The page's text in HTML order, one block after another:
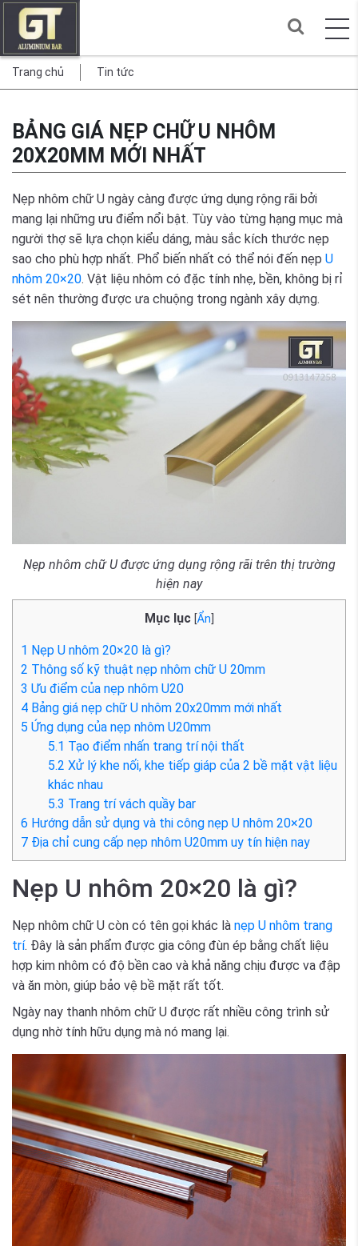
Trang chủ Tin tức
BẢNG GIÁ NẸP CHỮ U NHÔM
20X20MM MỚI NHẤT
Nẹp nhôm chữ U ngày càng được ứng dụng rộng rãi bởi
mang lại những ưu điểm nổi bật. Tùy vào từng hạng mục mà
người thợ sẽ lựa chọn kiểu dáng, màu sắc kích thước nẹp
sao cho phù hợp nhất. Phổ biến nhất có thể nói đến nẹp U
nhôm 20×20. Vật liệu nhôm có đặc tính nhẹ, bền, không bị rỉ
sét nên thường được ưa chuộng trong ngành xây dựng.
Nẹp nhôm chữ U được ứng dụng rộng rãi trên thị trường
hiện nay
Mục lục [Ẩn
1 Nẹp U nhôm 20×20 là gì?
2 Thông số kỹ thuật nẹp nhôm chữ U 20mm
3 Ưu điểm của nẹp nhôm U20
4 Bảng giá nẹp chữ U nhôm 20x20mm mới nhất
5 Ứng dụng của nẹp nhôm U20mm
5.1 Tạo điểm nhấn trang trí nội thất
5.2 Xử lý khe nối, khe tiếp giáp của 2 bề mặt vật liệu
khác nhau
5.3 Trang trí vách quầy bar
6 Hướng dẫn sử dụng và thi công nẹp U nhôm 20×20
7 Địa chỉ cung cấp nẹp nhôm U20mm uy tín hiện nay
Nẹp U nhôm 20×20 là gì?
Nẹp nhôm chữ U còn có tên gọi khác là nẹp U nhôm trang
trí. Đây là sản phẩm được gia công đùn ép bằng chất liệu
hợp kim nhôm có độ bền cao và khả năng chịu được va đập
và ăn mòn, giúp bảo vệ bề mặt rất tốt.
Ngày nay thanh nhôm chữ U được rất nhiều công trình sử
dụng nhờ tính hữu dụng mà nó mang lại.